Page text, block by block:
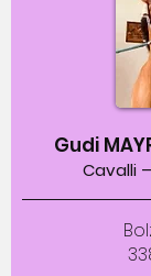
Gudi
Cavalli